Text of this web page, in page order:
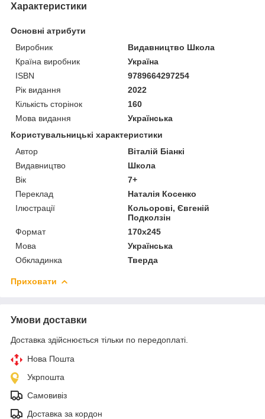
Характеристики
Основні атрибути
Виробник
Видавництво Школа
Країна виробник
Україна
ISBN
9789664297254
Рік видання
2022
Кількість сторінок
160
Мова видання
Українська
Користувальницькі характеристики
Автор
Віталій Біанкі
Видавництво
Школа
Вік
7+
Переклад
Наталія Косенко
Ілюстрації
Кольорові, Євгеній
Подколзін
Формат
170x245
Мова
Українська
Обкладинка
Тверда
Приховати
Умови доставки
Доставка здійснюється тільки по передоплаті.
Нова Пошта
Укрпошта
Самовивіз
Доставка за кордон